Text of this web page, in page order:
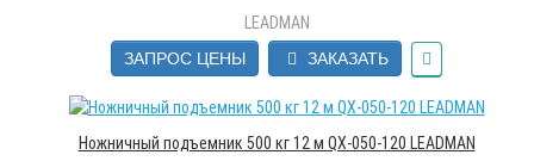
LEADMAN
ЗАПРОС ЦЕНЫ
ЗАКАЗАТЬ
Ножничный подъемник 500 кг 12 м QX-050-120 LEADMAN